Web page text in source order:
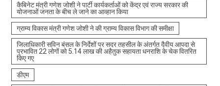
कैबिनेट मंत्री गणेश जोशी ने पार्टी कार्यकर्ताओं को केंद्र एवं राज्य सरकार की
योजनाओं जनता के बीच ले जाने का आव्हान किया
ग्राम्य विकास मंत्री गणेश जोशी ने की ग्राम्य विकास विभाग की समीक्षा
जिलाधिकारी सविन बंसल के निर्देशों पर सदर तहसील के अंतर्गत दैवीय आपदा से
प्रभावित 22 लोगों को 5.14 लाख की अहैतुक सहायता धनराशि के चेक वितरित
किए गए
डीएम